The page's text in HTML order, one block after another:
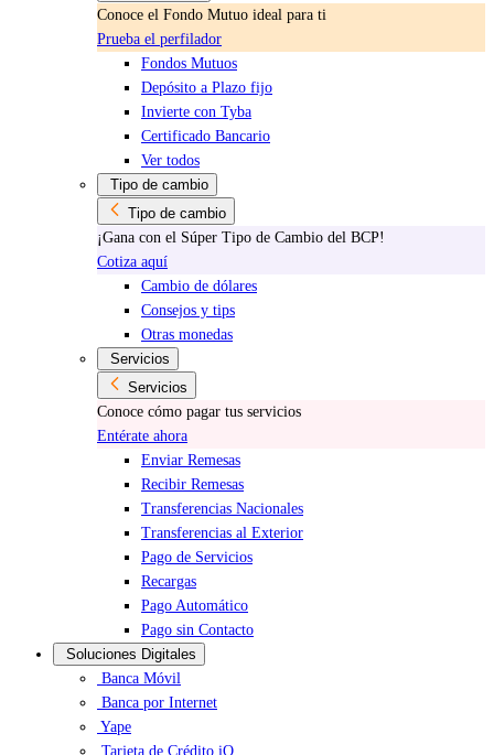
Conoce el Fondo Mutuo ideal para ti
Prueba el perfilador
Fondos Mutuos
Depósito a Plazo fijo
Invierte con Tyba
Certificado Bancario
Ver todos
Tipo de cambio
Tipo de cambio
¡Gana con el Súper Tipo de Cambio del BCP!
Cotiza aquí
Cambio de dólares
Consejos y tips
Otras monedas
Servicios
Servicios
Conoce cómo pagar tus servicios
Entérate ahora
Enviar Remesas
Recibir Remesas
Transferencias Nacionales
Transferencias al Exterior
Pago de Servicios
Recargas
Pago Automático
Pago sin Contacto
Soluciones Digitales
Banca Móvil
Banca por Internet
Yape
Tarjeta de Crédito iO